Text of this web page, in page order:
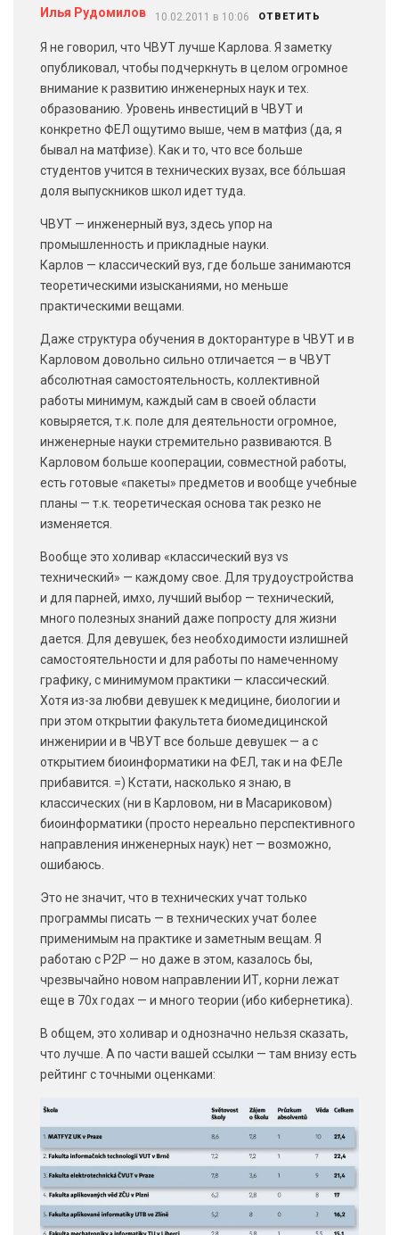
Илья Рудомилов 10.02.2011 в 10:06 ОТВЕТИТЬ
Я не говорил, что ЧВУТ лучше Карлова. Я заметку
опубликовал, чтобы подчеркнуть в целом огромное
внимание к развитию инженерных наук и тех.
образованию. Уровень инвестиций в ЧВУТ и
конкретно ФЕЛ ощутимо выше, чем в матфиз (да, я
бывал на матфизе). Как и то, что все больше
студентов учится в технических вузах, все бóльшая
доля выпускников школ идет туда.
ЧВУТ — инженерный вуз, здесь упор на
промышленность и прикладные науки.
Карлов — классический вуз, где больше занимаются
теоретическими изысканиями, но меньше
практическими вещами.
Даже структура обучения в докторантуре в ЧВУТ и в
Карловом довольно сильно отличается — в ЧВУТ
абсолютная самостоятельность, коллективной
работы минимум, каждый сам в своей области
ковыряется, т.к. поле для деятельности огромное,
инженерные науки стремительно развиваются. В
Карловом больше кооперации, совместной работы,
есть готовые «пакеты» предметов и вообще учебные
планы — т.к. теоретическая основа так резко не
изменяется.
Вообще это холивар «классический вуз vs
технический» — каждому свое. Для трудоустройства
и для парней, имхо, лучший выбор — технический,
много полезных знаний даже попросту для жизни
дается. Для девушек, без необходимости излишней
самостоятельности и для работы по намеченному
графику, с минимумом практики — классический.
Хотя из-за любви девушек к медицине, биологии и
при этом открытии факультета биомедицинской
инженирии и в ЧВУТ все больше девушек — а с
открытием биоинформатики на ФЕЛ, так и на ФЕЛе
прибавится. =) Кстати, насколько я знаю, в
классических (ни в Карловом, ни в Масариковом)
биоинформатики (просто нереально перспективного
направления инженерных наук) нет — возможно,
ошибаюсь.
Это не значит, что в технических учат только
программы писать — в технических учат более
применимым на практике и заметным вещам. Я
работаю с P2P — но даже в этом, казалось бы,
чрезвычайно новом направлении ИТ, корни лежат
еще в 70х годах — и много теории (ибо кибернетика).
В общем, это холивар и однозначно нельзя сказать,
что лучше. А по части вашей ссылки — там внизу есть
рейтинг с точными оценками: